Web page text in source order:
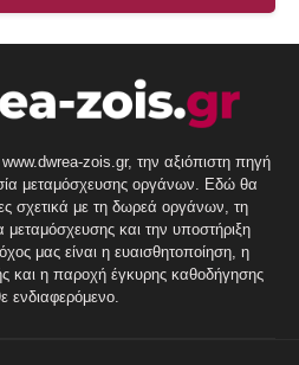
zois.gr, την αξιόπιστη πηγή
μεταμόσχευσης οργάνων. Εδώ θα
σχετικά με τη δωρεά οργάνων, τη
μεταμόσχευσης και την υποστήριξη
μας είναι η ευαισθητοποίηση, η
και η παροχή έγκυρης καθοδήγησης
ενδιαφερόμενο.